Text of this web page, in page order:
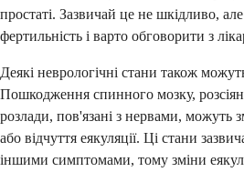
простаті. Зазвичай це не шкідливо,
фертильність і варто обговорити з
Деякі неврологічні стани також
Пошкодження спинного мозку,
розлади, пов'язані з нервами, можуть
або відчуття еякуляції. Ці стани
іншими симптомами, тому зміни